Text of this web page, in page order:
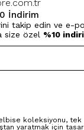
İndirim
takip edin ve e-
size özel %10
koleksiyonu, tek
yaratmak için